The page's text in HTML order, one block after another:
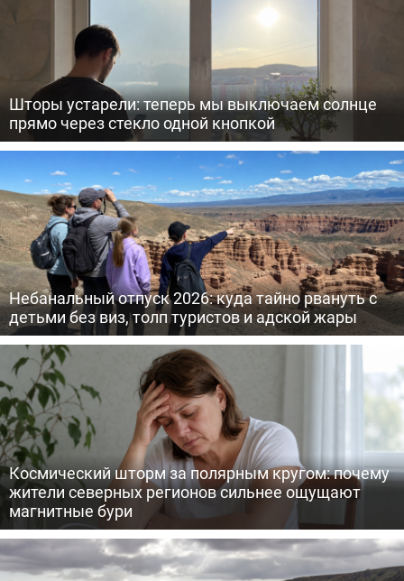
Шторы устарели: теперь мы выключаем солнце
прямо через стекло одной кнопкой
Небанальный отпуск 2026: куда тайно рвануть с
детьми без виз, толп туристов и адской жары
Космический шторм за полярным кругом: почему
жители северных регионов сильнее ощущают
магнитные бури